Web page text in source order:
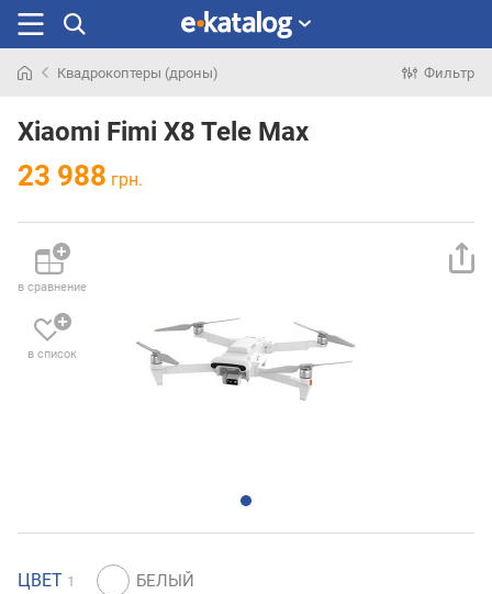
раньше
Квадрокоптеры (дроны) Фильтр
Xiaomi Fimi X8 Tele Max
23 988 грн.
в сравнение
в список
ЦВЕТ 1